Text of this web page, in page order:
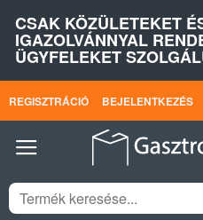
CSAK KÖZÜLETEKET
IGAZOLVÁNNYAL
ÜGYFELEKET
REGISZTRÁCIÓ BEJELENTKEZÉS